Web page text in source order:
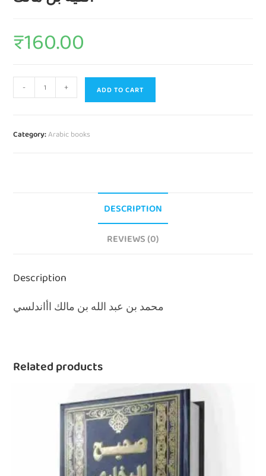
₹160.00
- + ADD TO CART
Category:Arabic books
DESCRIPTION
REVIEWS (0)
Description
محمد بن عبد الله بن مالك اأاندلسي
Related products